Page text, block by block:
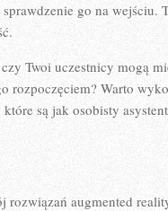
go na
Twoi uczestnicy mogą
rozpoczęciem? Warto
są jak osobisty
rozwiązań augmented